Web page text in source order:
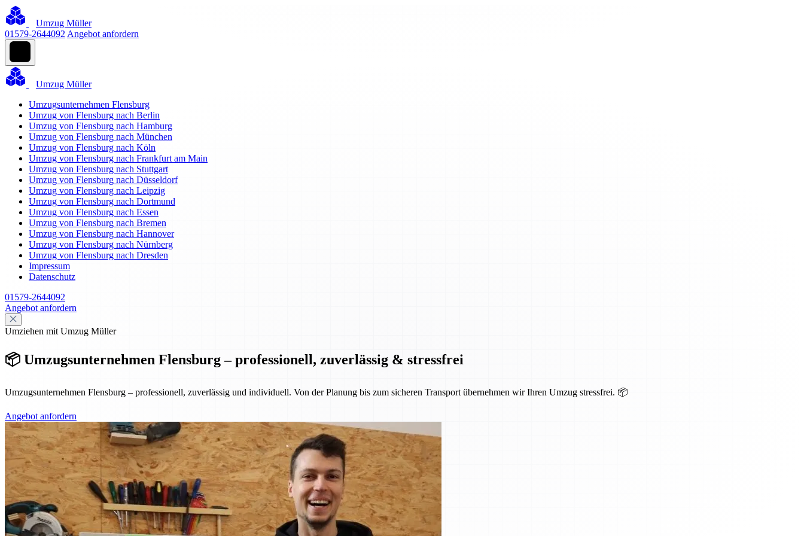
Umzug Müller
01579-2644092 Angebot anfordern
Umzug Müller
Umzugsunternehmen Flensburg
Umzug von Flensburg nach Berlin
Umzug von Flensburg nach Hamburg
Umzug von Flensburg nach München
Umzug von Flensburg nach Köln
Umzug von Flensburg nach Frankfurt am Main
Umzug von Flensburg nach Stuttgart
Umzug von Flensburg nach Düsseldorf
Umzug von Flensburg nach Leipzig
Umzug von Flensburg nach Dortmund
Umzug von Flensburg nach Essen
Umzug von Flensburg nach Bremen
Umzug von Flensburg nach Hannover
Umzug von Flensburg nach Nürnberg
Umzug von Flensburg nach Dresden
Impressum
Datenschutz
01579-2644092
Angebot anfordern
Umziehen mit Umzug Müller
📦 Umzugsunternehmen Flensburg – professionell, zuverlässig & stressfrei
Umzugsunternehmen Flensburg – professionell, zuverlässig und individuell. Von der Planung bis zum sicheren Transport übernehmen wir Ihren Umzug stressfrei. 📦
Angebot anfordern